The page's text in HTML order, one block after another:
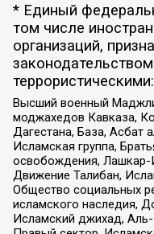
* Единый
том числе
организаций,
террористическими:
Высший военный
моджахедов Кавказа,
Дагестана, База, Асбат
Исламская группа,
освобождения, Лашкар-
Движение Талибан,
Общество социальных
исламского наследия,
Исламский джихад,